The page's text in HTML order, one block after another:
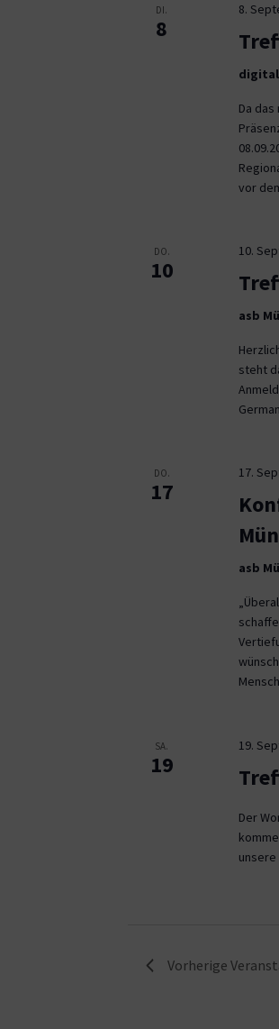
DI.
8
8.
digital
Da
vor
DO.
10
10.
asb
steht
DO.
17
17.
asb
SA.
19
19.
Der
Vorherige